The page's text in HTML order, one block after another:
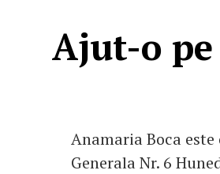
Ajut-o pe
Anamaria Boca
Generala Nr. 6